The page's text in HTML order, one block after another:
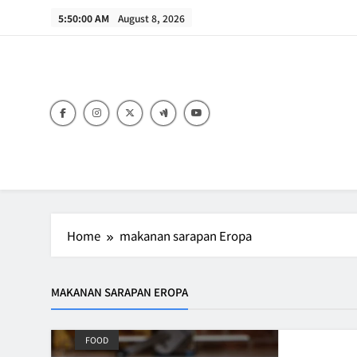
5:50:00 AM August 8, 2026
Home makanan sarapan Eropa
MAKANAN SARAPAN EROPA
FOOD